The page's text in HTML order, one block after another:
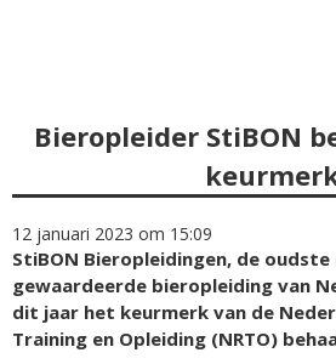
Bieropleider StiBON
12 januari 2023 om 15:09
StiBON Bieropleidingen, de oudste
gewaardeerde bieropleiding van
dit jaar het keurmerk van de
Training en Opleiding (NRTO)